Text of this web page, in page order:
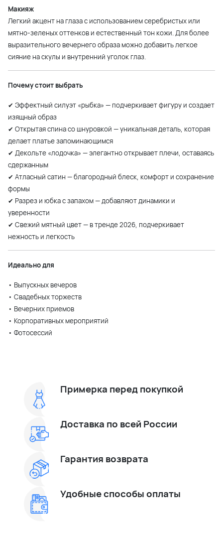
Макияж
Легкий акцент на глаза с использованием серебристых или
мятно-зеленых оттенков и естественный тон кожи. Для более
выразительного вечернего образа можно добавить легкое
сияние на скулы и внутренний уголок глаз.
Почему стоит выбрать
✔ Эффектный силуэт «рыбка» — подчеркивает фигуру и создает
изящный образ
✔ Открытая спина со шнуровкой — уникальная деталь, которая
делает платье запоминающимся
✔ Декольте «лодочка» — элегантно открывает плечи, оставаясь
сдержанным
✔ Атласный сатин — благородный блеск, комфорт и сохранение
формы
✔ Разрез и юбка с запахом — добавляют динамики и
уверенности
✔ Свежий мятный цвет — в тренде 2026, подчеркивает
нежность и легкость
Идеально для
• Выпускных вечеров
• Свадебных торжеств
• Вечерних приемов
• Корпоративных мероприятий
• Фотосессий
Примерка перед покупкой
Доставка по всей России
Гарантия возврата
Удобные способы оплаты